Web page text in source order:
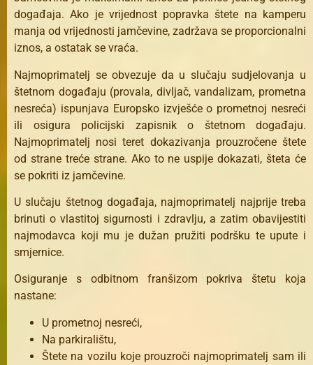
događaja. Ako je vrijednost popravka štete na kamperu
manja od vrijednosti jamčevine, zadržava se proporcionalni
iznos, a ostatak se vraća.
Najmoprimatelj se obvezuje da u slučaju sudjelovanja u
štetnom događaju (provala, divljač, vandalizam, prometna
nesreća) ispunjava Europsko izvješće o prometnoj nesreći
ili osigura policijski zapisnik o štetnom događaju.
Najmoprimatelj nosi teret dokazivanja prouzročene štete
od strane treće strane. Ako to ne uspije dokazati, šteta će
se pokriti iz jamčevine.
U slučaju štetnog događaja, najmoprimatelj najprije treba
brinuti o vlastitoj sigurnosti i zdravlju, a zatim obavijestiti
najmodavca koji mu je dužan pružiti podršku te upute i
smjernice.
Osiguranje s odbitnom franšizom pokriva štetu koja
nastane:
U prometnoj nesreći,
Na parkiralištu,
Štete na vozilu koje prouzroči najmoprimatelj sam ili